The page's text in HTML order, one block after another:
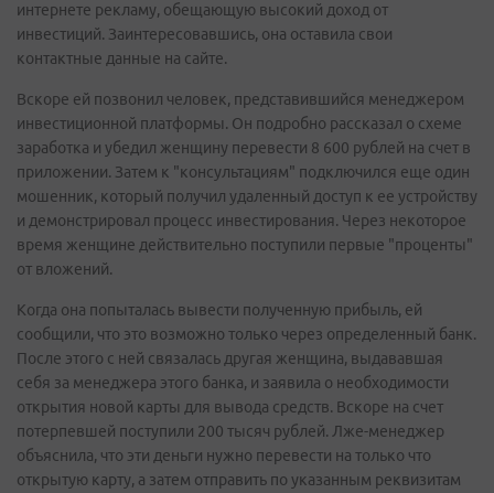
интернете рекламу, обещающую высокий доход от
инвестиций. Заинтересовавшись, она оставила свои
контактные данные на сайте.
Вскоре ей позвонил человек, представившийся менеджером
инвестиционной платформы. Он подробно рассказал о схеме
заработка и убедил женщину перевести 8 600 рублей на счет в
приложении. Затем к "консультациям" подключился еще один
мошенник, который получил удаленный доступ к ее устройству
и демонстрировал процесс инвестирования. Через некоторое
время женщине действительно поступили первые "проценты"
от вложений.
Когда она попыталась вывести полученную прибыль, ей
сообщили, что это возможно только через определенный банк.
После этого с ней связалась другая женщина, выдававшая
себя за менеджера этого банка, и заявила о необходимости
открытия новой карты для вывода средств. Вскоре на счет
потерпевшей поступили 200 тысяч рублей. Лже-менеджер
объяснила, что эти деньги нужно перевести на только что
открытую карту, а затем отправить по указанным реквизитам